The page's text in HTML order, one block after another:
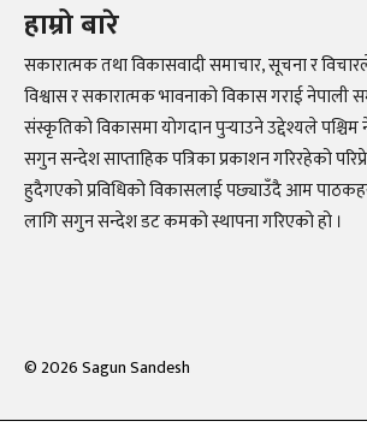
हाम्रो बारे
सकारात्मक तथा विकासवादी समाचार, सूचना र
विश्वास र सकारात्मक भावनाको विकास गराई नेपाली
संस्कृतिको विकासमा योगदान पुर्‍याउने उद्देश्यले
सगुन सन्देश साप्ताहिक पत्रिका प्रकाशन गरिरहेको
हुदैगएको प्रविधिको विकासलाई पछ्याउँदै आम
लागि सगुन सन्देश डट कमको स्थापना गरिएको हो ।
©2026Sagun Sandesh